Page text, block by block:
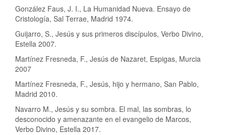
González Faus, J. I., La Humanidad Nueva. Ensayo de
Cristología, Sal Terrae, Madrid 1974.
Guijarro, S., Jesús y sus primeros discípulos, Verbo Divino,
Estella 2007.
Martínez Fresneda, F., Jesús de Nazaret, Espigas, Murcia
2007
Martínez Fresneda, F., Jesús, hijo y hermano, San Pablo,
Madrid 2010.
Navarro M., Jesús y su sombra. El mal, las sombras, lo
desconocido y amenazante en el evangelio de Marcos,
Verbo Divino, Estella 2017.